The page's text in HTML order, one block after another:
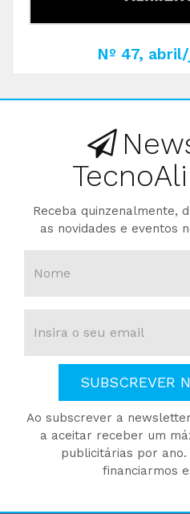
Nº 47,
Receba quinzenalmente,
as novidades e eventos
SUBSCREVER
Ao subscrever a
a aceitar receber um
publicitárias por
financiarmos